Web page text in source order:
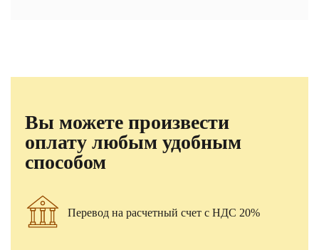
Вы можете произвести
оплату любым удобным
способом
Перевод на расчетный счет с НДС 20%